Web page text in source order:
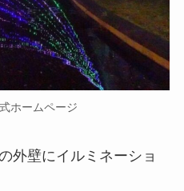
ホームページ
外壁にイルミネーショ